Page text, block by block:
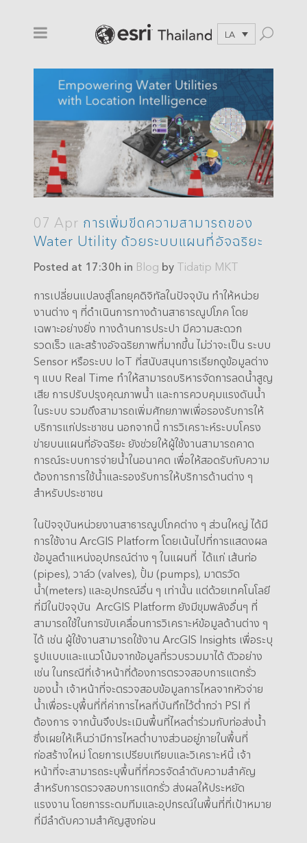
LA
07 Apr การเพิ่มขีดความสามารถของ
Water Utility ด้วยระบบแผนที่อัจฉริยะ
Posted at 17:30h in Blog by Tidatip MKT
การเปลี่ยนแปลงสู่โลกยุคดิจิทัลในปัจจุบัน ทำให้หน่วย
งานต่าง ๆ ที่ดำเนินการทางด้านสาธารณูปโภค โดย
เฉพาะอย่างยิ่ง ทางด้านการประปา มีความสะดวก
รวดเร็ว และสร้างอัจฉริยภาพที่มากขึ้น ไม่ว่าจะเป็น ระบบ
Sensor หรือระบบ IoT ที่สนับสนุนการเรียกดูข้อมูลต่าง
ๆ แบบ Real Time ทำให้สามารถบริหารจัดการลดน้ำสูญ
เสีย การปรับปรุงคุณภาพน้ำ และการควบคุมแรงดันน้ำ
ในระบบ รวมถึงสามารถเพิ่มศักยภาพเพื่อรองรับการให้
บริการแก่ประชาชน นอกจากนี้ การวิเคราะห์ระบบโครง
ข่ายบนแผนที่อัจฉริยะ ยังช่วยให้ผู้ใช้งานสามารถคาด
การณ์ระบบการจ่ายน้ำในอนาคต เพื่อให้สอดรับกับความ
ต้องการการใช้น้ำและรองรับการให้บริการด้านต่าง ๆ
สำหรับประชาชน
ในปัจจุบันหน่วยงานสาธารณูปโภคต่าง ๆ ส่วนใหญ่ ได้มี
การใช้งาน ArcGIS Platform โดยเน้นไปที่การแสดงผล
ข้อมูลตำแหน่งอุปกรณ์ต่าง ๆ ในแผนที่ ได้แก่ เส้นท่อ
(pipes), วาล์ว (valves), ปั้ม (pumps), มาตรวัด
น้ำ(meters) และอุปกรณ์อื่น ๆ เท่านั้น แต่ด้วยเทคโนโลยี
ที่มีในปัจจุบัน ArcGIS Platform ยังมีขุมพลังอื่นๆ ที่
สามารถใช้ในการขับเคลื่อนการวิเคราะห์ข้อมูลด้านต่าง ๆ
ได้ เช่น ผู้ใช้งานสามารถใช้งาน ArcGIS Insights เพื่อระบุ
รูปแบบและแนวโน้มจากข้อมูลที่รวบรวมมาได้ ตัวอย่าง
เช่น ในกรณีที่เจ้าหน้าที่ต้องการตรวจสอบการแตกรั่ว
ของน้ำ เจ้าหน้าที่จะตรวจสอบข้อมูลการไหลจากหัวจ่าย
น้ำเพื่อระบุพื้นที่ที่ค่าการไหลที่บันทึกไว้ต่ำกว่า PSI ที่
ต้องการ จากนั้นจึงประเมินพื้นที่ไหลต่ำร่วมกับท่อส่งน้ำ
ซึ่งเผยให้เห็นว่ามีการไหลต่ำบางส่วนอยู่ภายในพื้นที่
ก่อสร้างใหม่ โดยการเปรียบเทียบและวิเคราะห์นี้ เจ้า
หน้าที่จะสามารถระบุพื้นที่ที่ควรจัดลำดับความสำคัญ
สำหรับการตรวจสอบการแตกรั่ว ส่งผลให้ประหยัด
แรงงาน โดยการระดมทีมและอุปกรณ์ในพื้นที่ที่เป้าหมาย
ที่มีลำดับความสำคัญสูงก่อน